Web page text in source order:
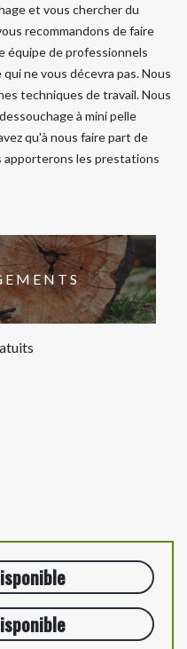
et vous chercher du
recommandons de faire
équipe de professionnels
ne vous décevra pas. Nous
techniques de travail. Nous
à mini pelle
qu'à nous faire part de
les prestations